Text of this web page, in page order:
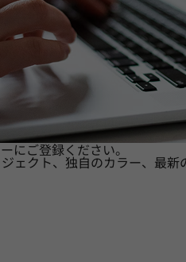
にご登録ください。
ェクト、独自のカラー、最新